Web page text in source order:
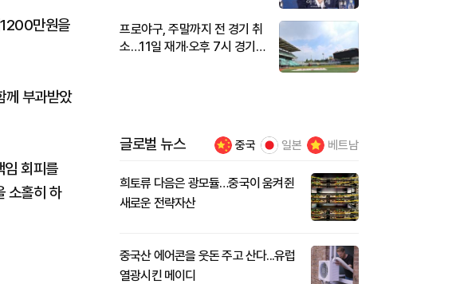
만원을
께 부과받았
임 회피를
소홀히 하
프로야구, 주말까지 전 경기 취
소…11일 재개·오후 7시 경기
글로벌 뉴스 중국 일본 베트남
희토류 다음은 광모듈…중국이 움켜쥔
새로운 전략자산
중국산 에어콘을 웃돈 주고 산다...유럽
열광시킨 메이디